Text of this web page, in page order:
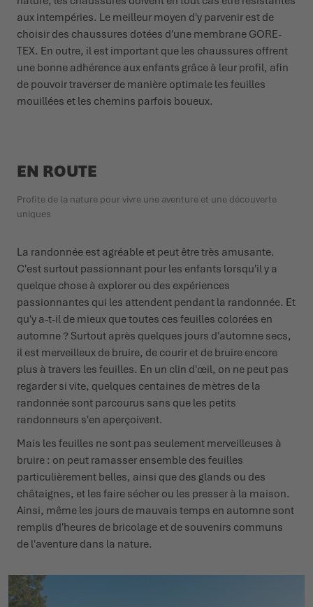
aux intempéries. Le meilleur moyen d'y parvenir est de
choisir des chaussures dotées d'une membrane GORE-
TEX. En outre, il est important que les chaussures offrent
une bonne adhérence aux enfants grâce à leur profil, afin
de pouvoir traverser de manière optimale les feuilles
mouillées et les chemins parfois boueux.
EN ROUTE
Profite de la nature pour vivre une aventure et une découverte
uniques
La randonnée est agréable et peut être très amusante.
C'est surtout passionnant pour les enfants lorsqu'il y a
quelque chose à explorer ou des expériences
passionnantes qui les attendent pendant la randonnée. Et
qu'y a-t-il de mieux que toutes ces feuilles colorées en
automne ? Surtout après quelques jours d'automne secs,
il est merveilleux de bruire, de courir et de bruire encore
plus à travers les feuilles. En un clin d'œil, on ne peut pas
regarder si vite, quelques centaines de mètres de la
randonnée sont parcourus sans que les petits
randonneurs s'en aperçoivent.
Mais les feuilles ne sont pas seulement merveilleuses à
bruire : on peut ramasser ensemble des feuilles
particulièrement belles, ainsi que des glands ou des
châtaignes, et les faire sécher ou les presser à la maison.
Ainsi, même les jours de mauvais temps en automne sont
remplis d'heures de bricolage et de souvenirs communs
de l'aventure dans la nature.